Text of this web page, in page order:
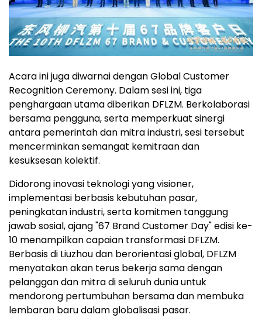
Acara ini juga diwarnai dengan Global Customer
Recognition Ceremony. Dalam sesi ini, tiga
penghargaan utama diberikan DFLZM. Berkolaborasi
bersama pengguna, serta memperkuat sinergi
antara pemerintah dan mitra industri, sesi tersebut
mencerminkan semangat kemitraan dan
kesuksesan kolektif.
Didorong inovasi teknologi yang visioner,
implementasi berbasis kebutuhan pasar,
peningkatan industri, serta komitmen tanggung
jawab sosial, ajang "67 Brand Customer Day" edisi ke-
10 menampilkan capaian transformasi DFLZM.
Berbasis di Liuzhou dan berorientasi global, DFLZM
menyatakan akan terus bekerja sama dengan
pelanggan dan mitra di seluruh dunia untuk
mendorong pertumbuhan bersama dan membuka
lembaran baru dalam globalisasi pasar.